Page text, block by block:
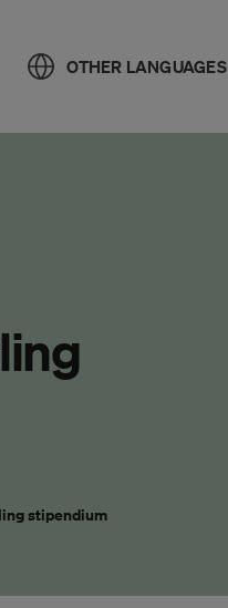
OTHER LANGUAGES
stipendium